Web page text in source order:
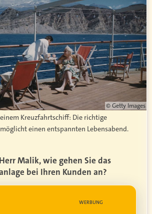
© Getty Images
Kreuzfahrtschiff: Die richtige
einen entspannten Lebensabend.
Malik, wie gehen Sie das
bei Ihren Kunden an?
WERBUNG